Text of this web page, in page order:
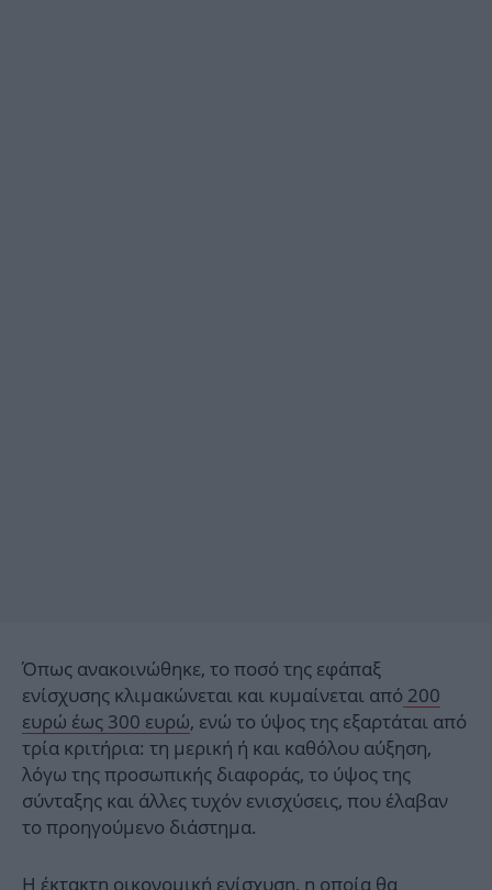
Όπως ανακοινώθηκε, το ποσό της εφάπαξ
ενίσχυσης κλιμακώνεται και κυμαίνεται από 200
ευρώ έως 300 ευρώ, ενώ το ύψος της εξαρτάται από
τρία κριτήρια: τη μερική ή και καθόλου αύξηση,
λόγω της προσωπικής διαφοράς, το ύψος της
σύνταξης και άλλες τυχόν ενισχύσεις, που έλαβαν
το προηγούμενο διάστημα.
Η έκτακτη οικονομική ενίσχυση, η οποία θα